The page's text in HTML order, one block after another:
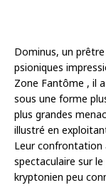
Dominus, un
psioniques
Zone Fantôme , il
sous une forme
plus grandes
illustré en
Leur confrontation
spectaculaire sur
kryptonien peu